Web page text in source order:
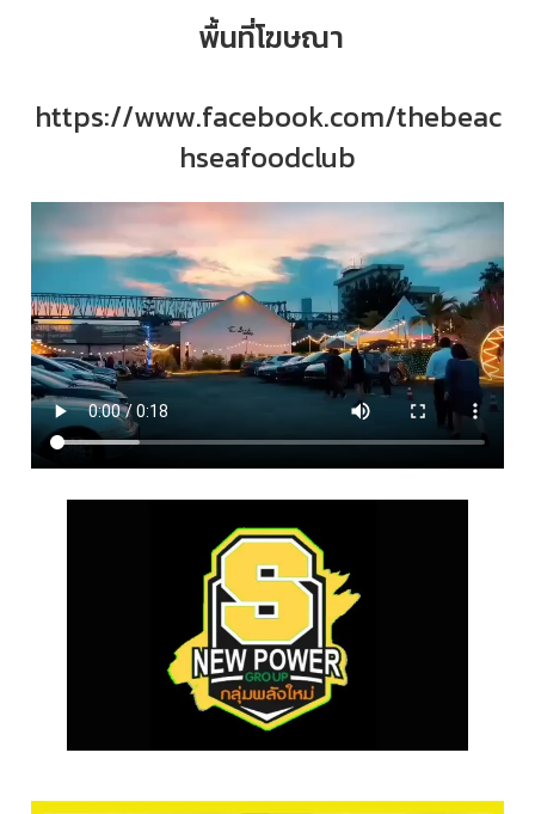
พื้นที่โฆษณา
https://www.facebook.com/thebeac
hseafoodclub